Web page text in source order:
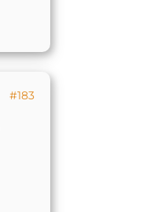
#183